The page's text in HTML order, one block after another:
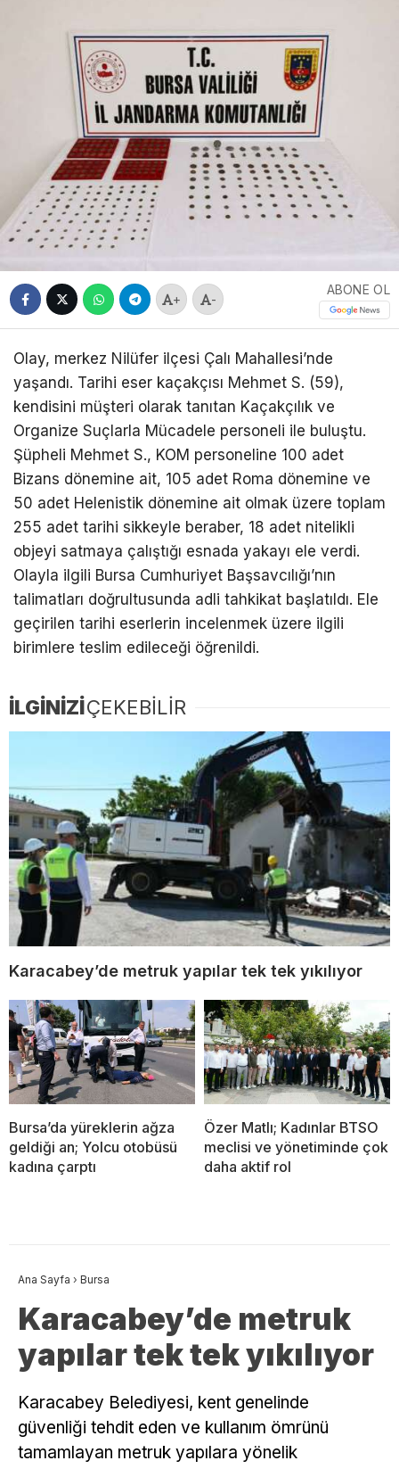
+ -
ABONE OL
Olay, merkez Nilüfer ilçesi Çalı Mahallesi’nde
yaşandı. Tarihi eser kaçakçısı Mehmet S. (59),
kendisini müşteri olarak tanıtan Kaçakçılık ve
Organize Suçlarla Mücadele personeli ile buluştu.
Şüpheli Mehmet S., KOM personeline 100 adet
Bizans dönemine ait, 105 adet Roma dönemine ve
50 adet Helenistik dönemine ait olmak üzere toplam
255 adet tarihi sikkeyle beraber, 18 adet nitelikli
objeyi satmaya çalıştığı esnada yakayı ele verdi.
Olayla ilgili Bursa Cumhuriyet Başsavcılığı’nın
talimatları doğrultusunda adli tahkikat başlatıldı. Ele
geçirilen tarihi eserlerin incelenmek üzere ilgili
birimlere teslim edileceği öğrenildi.
İLGİNİZİÇEKEBİLİR
Karacabey’de metruk yapılar tek tek yıkılıyor
Bursa’da yüreklerin ağza
geldiği an; Yolcu otobüsü
kadına çarptı
Özer Matlı; Kadınlar BTSO
meclisi ve yönetiminde çok
daha aktif rol
Ana Sayfa › Bursa
Karacabey’de metruk
yapılar tek tek yıkılıyor
Karacabey Belediyesi, kent genelinde
güvenliği tehdit eden ve kullanım ömrünü
tamamlayan metruk yapılara yönelik